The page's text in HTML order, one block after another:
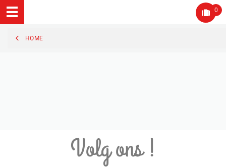
0
HOME
Volg ons !